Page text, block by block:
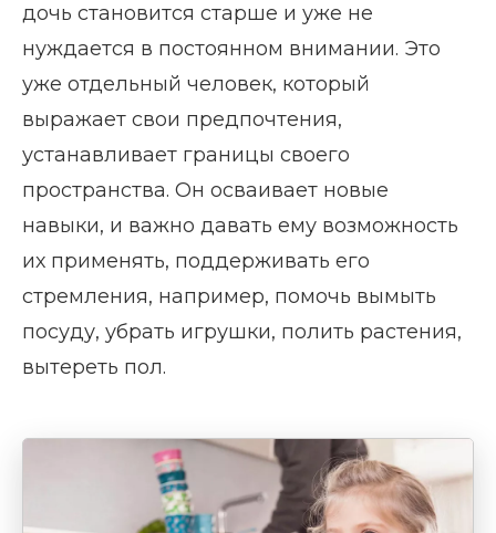
дочь становится старше и уже не
нуждается в постоянном внимании. Это
уже отдельный человек, который
выражает свои предпочтения,
устанавливает границы своего
пространства. Он осваивает новые
навыки, и важно давать ему возможность
их применять, поддерживать его
стремления, например, помочь вымыть
посуду, убрать игрушки, полить растения,
вытереть пол.